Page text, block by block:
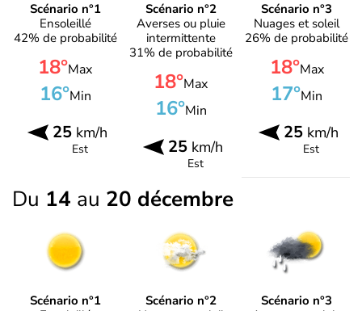
Scénario n°1
Ensoleillé
42% de probabilité
18°Max
16°Min
25km/h
Est
Scénario n°2
Averses ou pluie
intermittente
31% de probabilité
18°Max
16°Min
25km/h
Est
Scénario n°3
Nuages et soleil
26% de probabilité
18°Max
17°Min
25 km/h
Est
Du 14 au 20 décembre
Scénario n°1
Scénario n°2
Scénario n°3